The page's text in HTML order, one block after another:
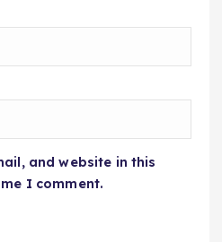
and website in this
I comment.